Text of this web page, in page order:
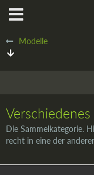
Modelle
Verschiedenes
Die Sammelkategorie.
recht in eine der